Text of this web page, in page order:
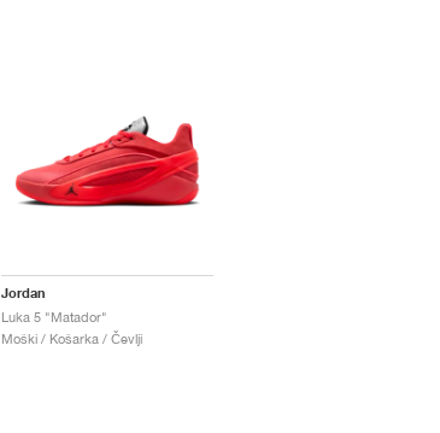
Jordan
Luka 5 "Matador"
Moški / Košarka / Čevlji